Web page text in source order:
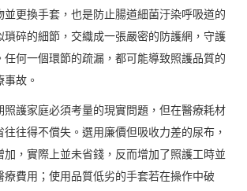
並更換手套，也是防止腸道細菌汙染呼吸道的
瑣碎的細節，交織成一張嚴密的防護網，守護
任何一個環節的疏漏，都可能導致照護品質的
故。
照護家庭必須考量的現實問題，但在醫療耗材
往得不償失。選用廉價但吸收力差的尿布，
加，實際上並未省錢，反而增加了照護工時並
療費用；使用品質低劣的手套若在操作中破